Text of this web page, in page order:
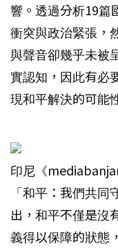
響。透過分析19篇
衝突與政治緊張，
與聲音卻幾乎未被
實認知，因此有必
現和平解決的可能
印尼《
「和平：我們共
出，和平不僅是沒
義得以保障的狀態